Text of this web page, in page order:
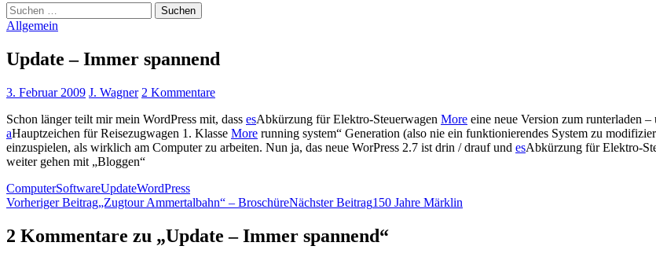
Suchen
nach:
Allgemein
Update – Immer spannend
3. Februar 2009 J. Wagner 2 Kommentare
Schon länger teilt mir mein WordPress mit, dass esAbkürzung für Elektro-Steuerwagen More eine neue Version zum runterladen
aHauptzeichen für Reisezugwagen 1. Klasse More running system“ Generation (also nie ein funktionierendes System zu
einzuspielen, als wirklich am Computer zu arbeiten. Nun ja, das neue WorPress 2.7 ist drin / drauf und esAbkürzung für Elektro-
weiter gehen mit „Bloggen“
ComputerSoftwareUpdateWordPress
Beitragsnavigation
Vorheriger Beitrag„Zugtour Ammertalbahn“ – BroschüreNächster Beitrag150 Jahre Märklin
2 Kommentare zu „Update – Immer spannend“